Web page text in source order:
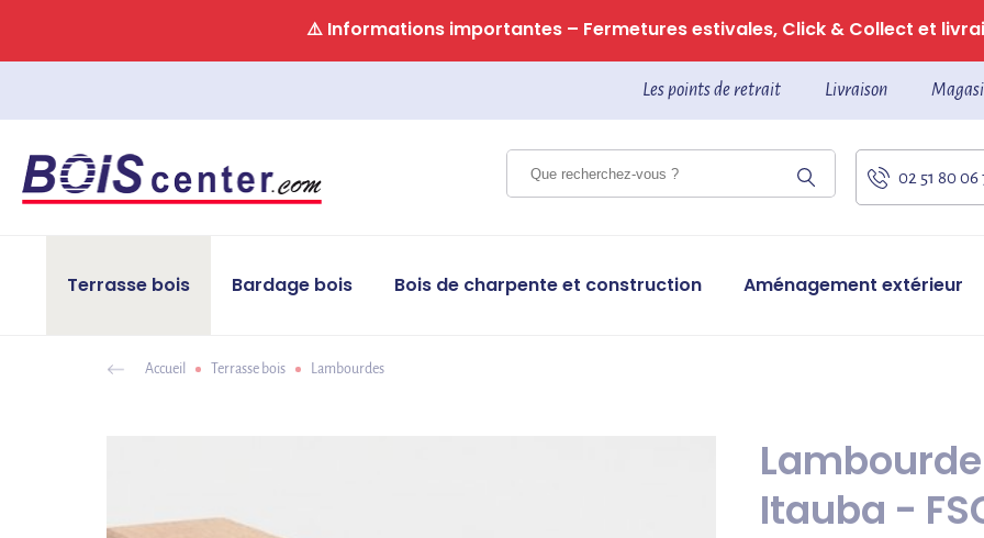
⚠️ Informations importantes – Fermetures estivales, Click & Collect et
Les points de retrait Livraison
02 51 80 06
Terrasse bois Bardage bois Bois de charpente et construction Aménagement extérieur
Accueil Terrasse bois Lambourdes
Itauba -